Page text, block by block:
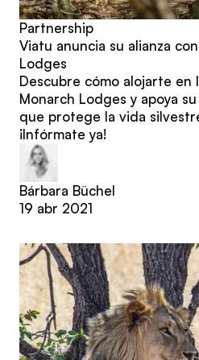
Partnership
Viatu anuncia su alianza
Lodges
Descubre cómo alojarte en
Monarch Lodges y apoya
que protege la vida
¡Infórmate ya!
Bárbara Büchel
19 abr 2021